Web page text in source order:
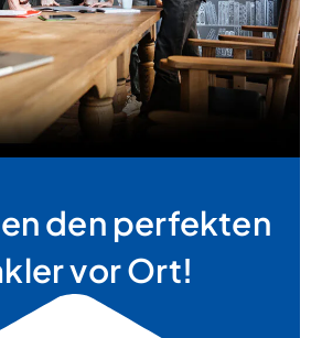
den perfekten
vor Ort!